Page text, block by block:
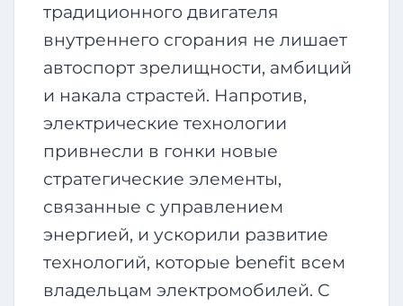
традиционного двигателя
внутреннего сгорания не лишает
автоспорт зрелищности, амбиций
и накала страстей. Напротив,
электрические технологии
привнесли в гонки новые
стратегические элементы,
связанные с управлением
энергией, и ускорили развитие
технологий, которые benefit всем
владельцам электромобилей. С